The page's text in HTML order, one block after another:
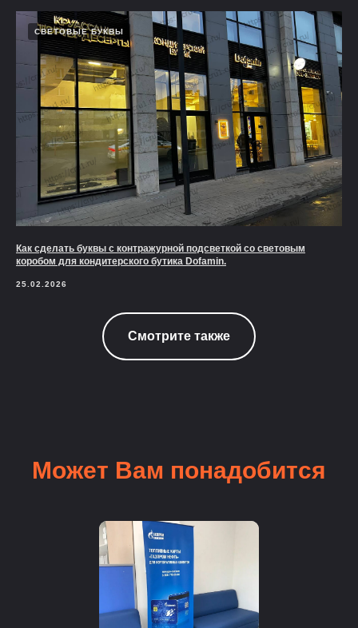
СВЕТОВЫЕ БУКВЫ
Как сделать буквы с контражурной подсветкой со световым
коробом для кондитерского бутика Dofamin.
25.02.2026
Смотрите также
Может Вам понадобится